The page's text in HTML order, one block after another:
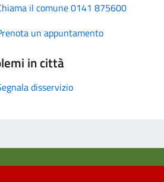
il comune 0141 875600
un appuntamento
in città
disservizio